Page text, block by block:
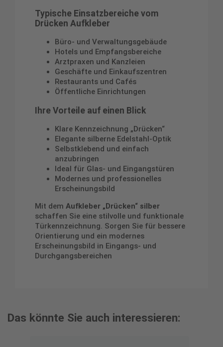
Typische Einsatzbereiche vom
Drücken Aufkleber
Büro- und Verwaltungsgebäude
Hotels und Empfangsbereiche
Arztpraxen und Kanzleien
Geschäfte und Einkaufszentren
Restaurants und Cafés
Öffentliche Einrichtungen
Ihre Vorteile auf einen Blick
Klare Kennzeichnung „Drücken“
Elegante silberne Edelstahl-Optik
Selbstklebend und einfach
anzubringen
Ideal für Glas- und Eingangstüren
Modernes und professionelles
Erscheinungsbild
Mit dem Aufkleber „Drücken“ silber
schaffen Sie eine stilvolle und funktionale
Türkennzeichnung. Sorgen Sie für bessere
Orientierung und ein modernes
Erscheinungsbild in Eingangs- und
Durchgangsbereichen
Das könnte Sie auch interessieren: